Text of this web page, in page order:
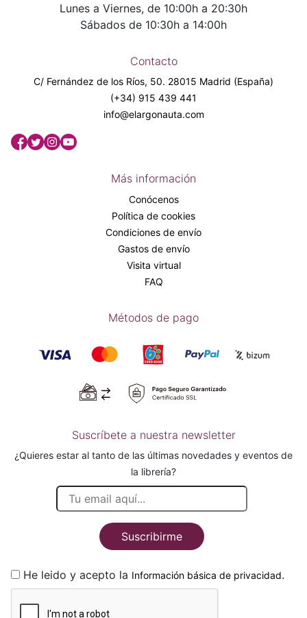
Lunes a Viernes, de 10:00h a 20:30h
Sábados de 10:30h a 14:00h
Contacto
C/ Fernández de los Ríos, 50. 28015 Madrid (España)
(+34) 915 439 441
info@elargonauta.com
Más información
Conócenos
Política de cookies
Condiciones de envío
Gastos de envío
Visita virtual
FAQ
Métodos de pago
Suscríbete a nuestra newsletter
¿Quieres estar al tanto de las últimas novedades y eventos de
la librería?
Suscribirme
He leido y acepto la Información básica de privacidad.